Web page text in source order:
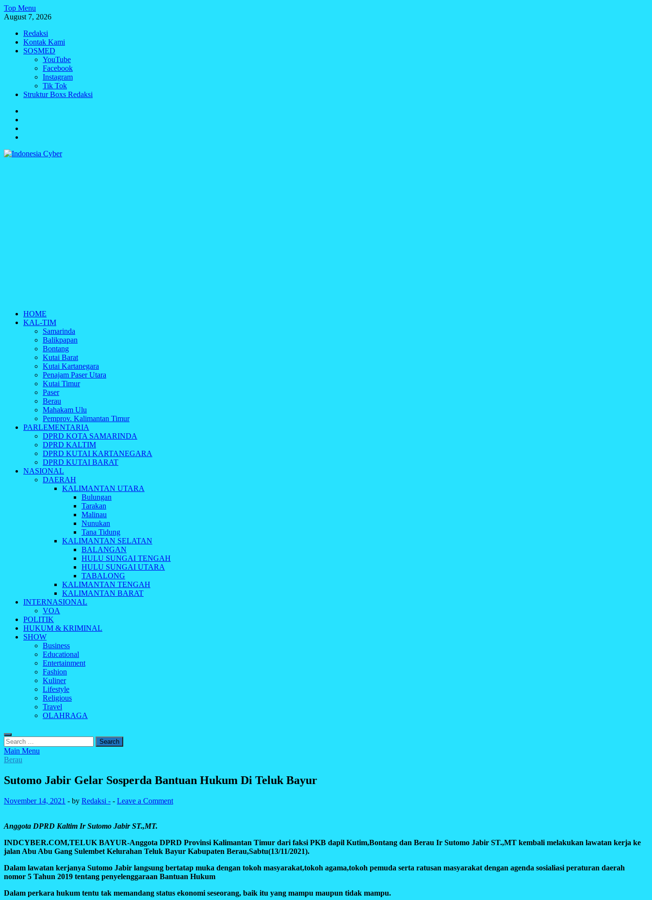
Skip
to
Top Menu
August 7, 2026
Redaksi
Kontak Kami
SOSMED
YouTube
Facebook
Instagram
Tik Tok
Struktur Boxs Redaksi
Redaksi
HOME
KAL-TIM
Samarinda
Balikpapan
Bontang
Kutai Barat
Kutai Kartanegara
Penajam Paser Utara
Kutai Timur
Paser
Berau
Mahakam Ulu
Pemprov. Kalimantan Timur
PARLEMENTARIA
DPRD KOTA SAMARINDA
DPRD KALTIM
DPRD KUTAI KARTANEGARA
DPRD KUTAI BARAT
NASIONAL
DAERAH
KALIMANTAN UTARA
Bulungan
Tarakan
Malinau
Nunukan
Tana Tidung
KALIMANTAN SELATAN
BALANGAN
HULU SUNGAI TENGAH
HULU SUNGAI UTARA
TABALONG
KALIMANTAN TENGAH
KALIMANTAN BARAT
INTERNASIONAL
VOA
POLITIK
HUKUM & KRIMINAL
SHOW
Business
Educational
Entertainment
Fashion
Kuliner
Lifestyle
Religious
Travel
OLAHRAGA
Search
for:
Main Menu
Berau
Sutomo Jabir Gelar Sosperda Bantuan Hukum Di Teluk Bayur
November 14, 2021 - by Redaksi - - Leave a Comment
Anggota DPRD Kaltim Ir Sutomo Jabir ST.,MT.
INDCYBER.COM,TELUK BAYUR-Anggota DPRD Provinsi Kalimantan Timur dari faksi PKB dapil Kutim,Bontang dan Berau Ir Sutomo Jabir ST.,MT kembali melakukan lawatan kerja ke
jalan Abu Abu Gang Sulembet Kelurahan Teluk Bayur Kabupaten Berau,Sabtu(13/11/2021).
Dalam lawatan kerjanya Sutomo Jabir langsung bertatap muka dengan tokoh masyarakat,tokoh agama,tokoh pemuda serta ratusan masyarakat dengan agenda sosialiasi peraturan daerah
nomor 5 Tahun 2019 tentang penyelenggaraan Bantuan Hukum
Dalam perkara hukum tentu tak memandang status ekonomi seseorang, baik itu yang mampu maupun tidak mampu.